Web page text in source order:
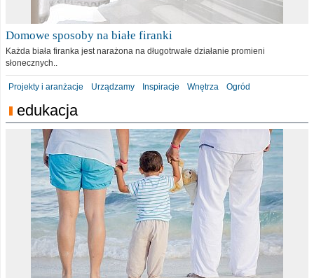
Domowe sposoby na białe firanki
Każda biała firanka jest narażona na długotrwałe działanie promieni
słonecznych..
Projekty i aranżacje Urządzamy Inspiracje Wnętrza Ogród
edukacja